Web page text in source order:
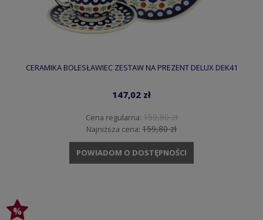
CERAMIKA BOLESŁAWIEC ZESTAW NA PREZENT DELUX DEK41
147,02 zł
Cena regularna: 159,80 zł
Najniższa cena: 159,80 zł
POWIADOM O DOSTĘPNOŚCI